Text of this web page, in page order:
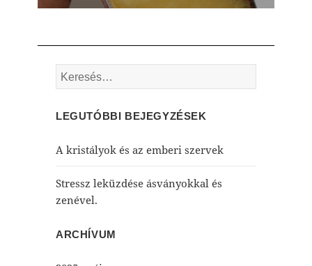
Keresés:
LEGUTÓBBI BEJEGYZÉSEK
A kristályok és az emberi szervek
Stressz leküzdése ásványokkal és
zenével.
ARCHÍVUM